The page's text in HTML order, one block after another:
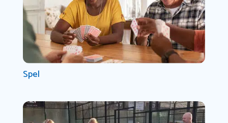
Spel